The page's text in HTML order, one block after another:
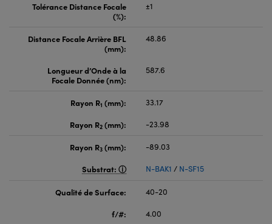
Tolérance Distance Focale
(%):
±1
Distance Focale Arrière BFL
(mm):
48.86
Longueur d’Onde à la
Focale Donnée (nm):
587.6
Rayon R1 (mm):
33.17
Rayon R2 (mm): -23.98
Rayon R3 (mm):
-89.03
Substrat:
N-BAK1 / N-SF15
Qualité de Surface:
40-20
f/#:
4.00